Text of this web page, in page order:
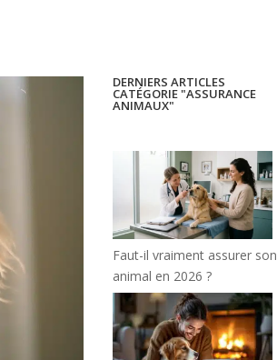
DERNIERS ARTICLES
CATÉGORIE "ASSURANCE
ANIMAUX"
Faut-il vraiment assurer son
animal en 2026 ?